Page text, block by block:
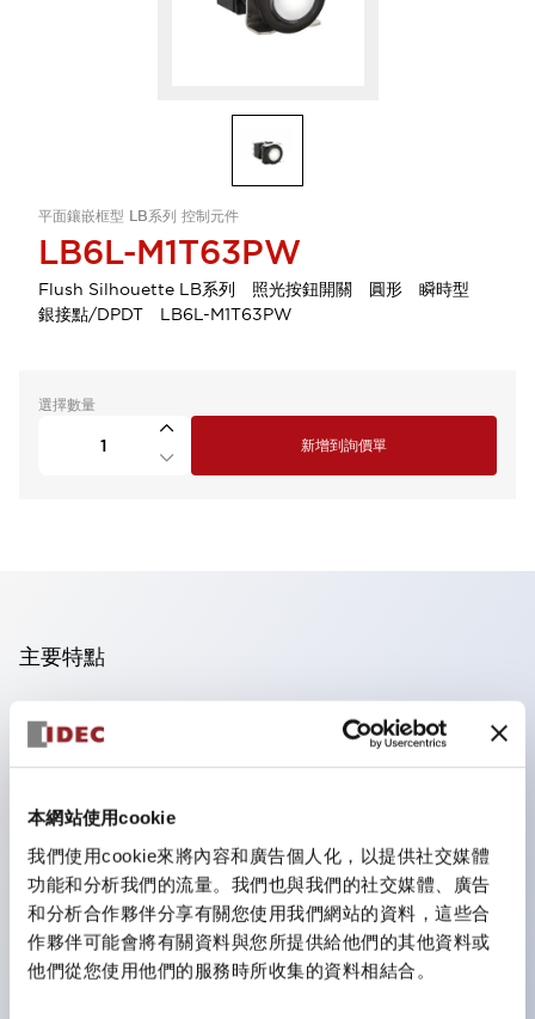
本網站使用cookie
我們使用cookie來將內容和廣告個人化，以提供社交媒體
功能和分析我們的流量。我們也與我們的社交媒體、廣告
和分析合作夥伴分享有關您使用我們網站的資料，這些合
作夥伴可能會將有關資料與您所提供給他們的其他資料或
他們從您使用他們的服務時所收集的資料相結合。
平面鑲嵌框型 LB系列 控制元件
LB6L-M1T63PW
Flush Silhouette LB系列 照光按鈕開關 圓形 瞬時型
銀接點/DPDT LB6L-M1T63PW
選擇數量
新增到詢價單
主要特點
操作面板的凹凸減少，呈現銳利感。
支援分離型／單板式
優秀的防水性能。保護結構IP65
按鈕開關、選擇開關、帶鎖選擇開關最多3c接點。
邊框顏色有黑色與金屬色兩種。
LED照明帶來明亮且清晰的照明面